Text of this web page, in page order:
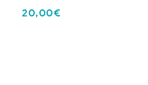
20,00€